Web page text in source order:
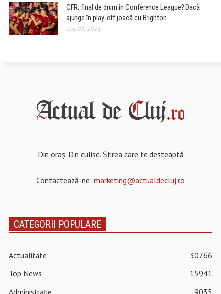
CFR, final de drum în Conference League? Dacă
ajunge în play-off joacă cu Brighton
aug. 03, 2026
Din oraș. Din culise. Știrea care te deșteaptă
Contactează-ne: marketing@actualdecluj.ro
CATEGORII POPULARE
Actualitate
30766
Top News
15941
Administrație
9035